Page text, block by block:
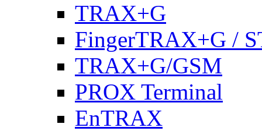
TRAX+G
FingerTRAX+G /
TRAX+G/GSM
PROX Terminal
EnTRAX